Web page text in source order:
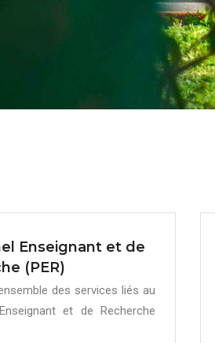
Enseignant et de
(PER)
des services liés au
et de Recherche